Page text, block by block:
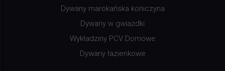
Dywany marokańska koniczyna
Dywany w gwiazdki
Wykładziny PCV Domowe
Dywany łazienkowe